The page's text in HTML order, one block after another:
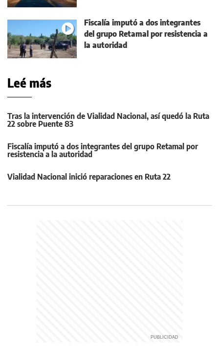
Fiscalía imputó a dos integrantes
del grupo Retamal por resistencia a
la autoridad
Leé más
Tras la intervención de Vialidad Nacional, así quedó la Ruta
22 sobre Puente 83
Fiscalía imputó a dos integrantes del grupo Retamal por
resistencia a la autoridad
Vialidad Nacional inició reparaciones en Ruta 22